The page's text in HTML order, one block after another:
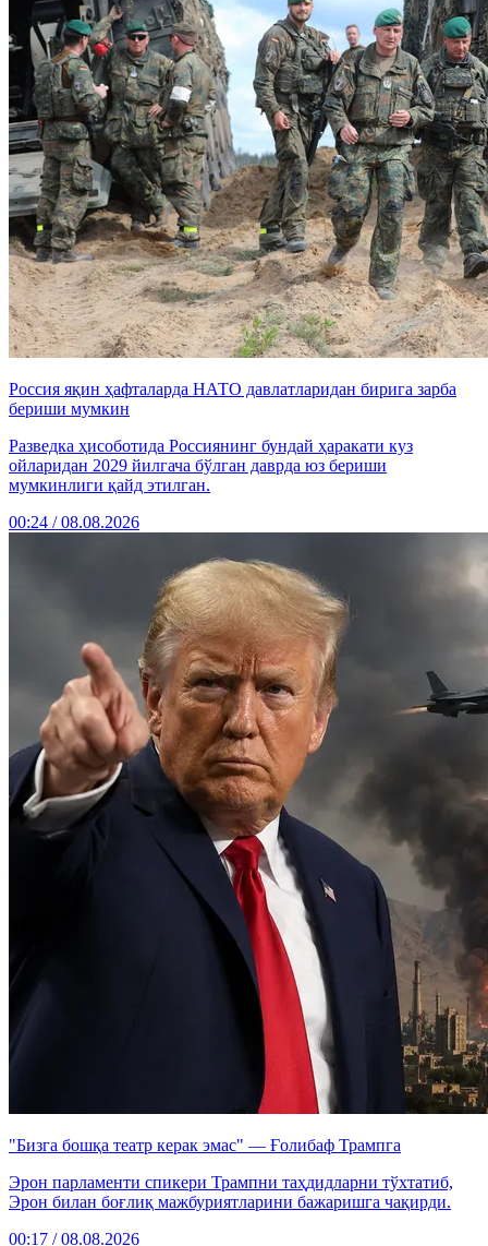
Россия яқин ҳафталарда НАТО давлатларидан бирига зарба
бериши мумкин
Разведка ҳисоботида Россиянинг бундай ҳаракати куз
ойларидан 2029 йилгача бўлган даврда юз бериши
мумкинлиги қайд этилган.
00:24 / 08.08.2026
"Бизга бошқа театр керак эмас" — Ғолибаф Трампга
Эрон парламенти спикери Трампни таҳдидларни тўхтатиб,
Эрон билан боғлиқ мажбуриятларини бажаришга чақирди.
00:17 / 08.08.2026